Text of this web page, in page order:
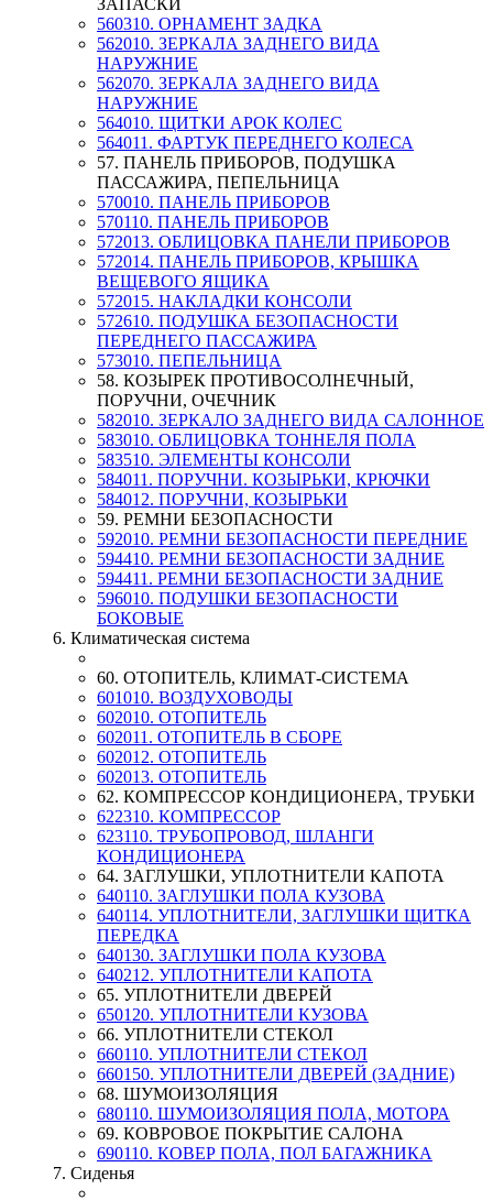
ЗАПАСКИ
560310. ОРНАМЕНТ ЗАДКА
562010. ЗЕРКАЛА ЗАДНЕГО ВИДА
НАРУЖНИЕ
562070. ЗЕРКАЛА ЗАДНЕГО ВИДА
НАРУЖНИЕ
564010. ЩИТКИ АРОК КОЛЕС
564011. ФАРТУК ПЕРЕДНЕГО КОЛЕСА
57. ПАНЕЛЬ ПРИБОРОВ, ПОДУШКА
ПАССАЖИРА, ПЕПЕЛЬНИЦА
570010. ПАНЕЛЬ ПРИБОРОВ
570110. ПАНЕЛЬ ПРИБОРОВ
572013. ОБЛИЦОВКА ПАНЕЛИ ПРИБОРОВ
572014. ПАНЕЛЬ ПРИБОРОВ, КРЫШКА
ВЕЩЕВОГО ЯЩИКА
572015. НАКЛАДКИ КОНСОЛИ
572610. ПОДУШКА БЕЗОПАСНОСТИ
ПЕРЕДНЕГО ПАССАЖИРА
573010. ПЕПЕЛЬНИЦА
58. КОЗЫРЕК ПРОТИВОСОЛНЕЧНЫЙ,
ПОРУЧНИ, ОЧЕЧНИК
582010. ЗЕРКАЛО ЗАДНЕГО ВИДА САЛОННОЕ
583010. ОБЛИЦОВКА ТОННЕЛЯ ПОЛА
583510. ЭЛЕМЕНТЫ КОНСОЛИ
584011. ПОРУЧНИ. КОЗЫРЬКИ, КРЮЧКИ
584012. ПОРУЧНИ, КОЗЫРЬКИ
59. РЕМНИ БЕЗОПАСНОСТИ
592010. РЕМНИ БЕЗОПАСНОСТИ ПЕРЕДНИЕ
594410. РЕМНИ БЕЗОПАСНОСТИ ЗАДНИЕ
594411. РЕМНИ БЕЗОПАСНОСТИ ЗАДНИЕ
596010. ПОДУШКИ БЕЗОПАСНОСТИ
БОКОВЫЕ
6. Климатическая система
60. ОТОПИТЕЛЬ, КЛИМАТ-СИСТЕМА
601010. ВОЗДУХОВОДЫ
602010. ОТОПИТЕЛЬ
602011. ОТОПИТЕЛЬ В СБОРЕ
602012. ОТОПИТЕЛЬ
602013. ОТОПИТЕЛЬ
62. КОМПРЕССОР КОНДИЦИОНЕРА, ТРУБКИ
622310. КОМПРЕССОР
623110. ТРУБОПРОВОД, ШЛАНГИ
КОНДИЦИОНЕРА
64. ЗАГЛУШКИ, УПЛОТНИТЕЛИ КАПОТА
640110. ЗАГЛУШКИ ПОЛА КУЗОВА
640114. УПЛОТНИТЕЛИ, ЗАГЛУШКИ ЩИТКА
ПЕРЕДКА
640130. ЗАГЛУШКИ ПОЛА КУЗОВА
640212. УПЛОТНИТЕЛИ КАПОТА
65. УПЛОТНИТЕЛИ ДВЕРЕЙ
650120. УПЛОТНИТЕЛИ КУЗОВА
66. УПЛОТНИТЕЛИ СТЕКОЛ
660110. УПЛОТНИТЕЛИ СТЕКОЛ
660150. УПЛОТНИТЕЛИ ДВЕРЕЙ (ЗАДНИЕ)
68. ШУМОИЗОЛЯЦИЯ
680110. ШУМОИЗОЛЯЦИЯ ПОЛА, МОТОРА
69. КОВРОВОЕ ПОКРЫТИЕ САЛОНА
690110. КОВЕР ПОЛА, ПОЛ БАГАЖНИКА
7. Сиденья